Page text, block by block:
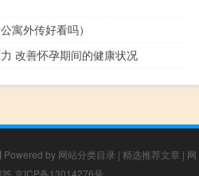
寓外传好看吗）
改善怀孕期间的健康状况
Powered by 网站分类目录 | 精选推荐文章 | 网